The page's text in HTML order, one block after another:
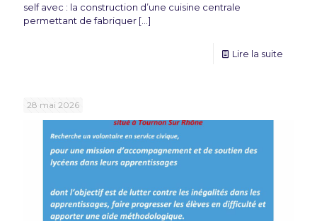
self avec : la construction d’une cuisine centrale
permettant de fabriquer […]
Lire la suite
28 mai 2026